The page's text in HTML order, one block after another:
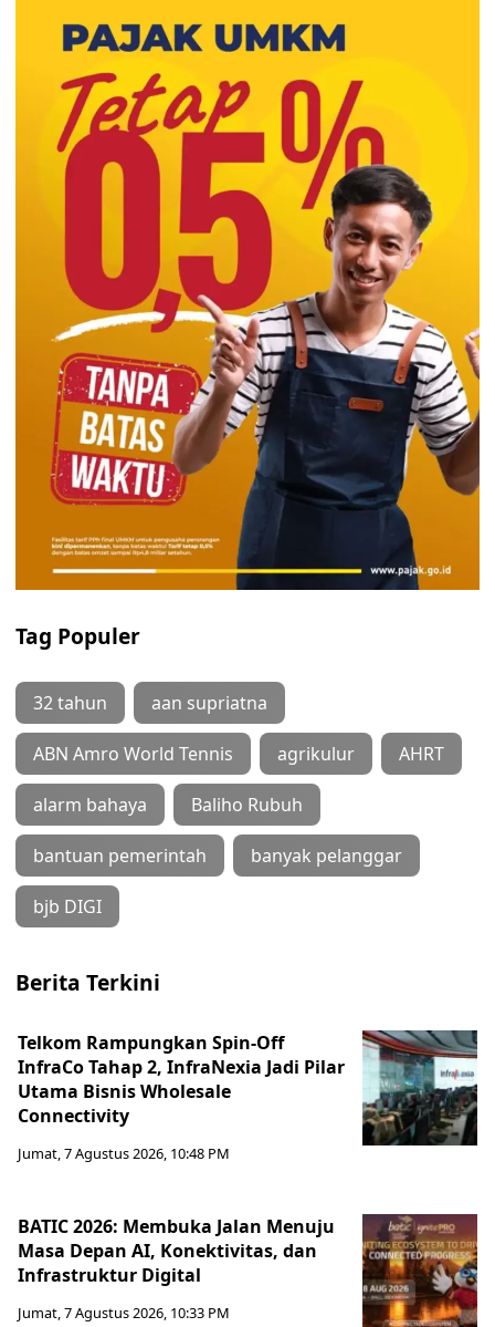
Tag Populer
32 tahun aan supriatna
ABN Amro World Tennis agrikulur AHRT
alarm bahaya Baliho Rubuh
bantuan pemerintah banyak pelanggar
bjb DIGI
Berita Terkini
Telkom Rampungkan Spin-Off
InfraCo Tahap 2, InfraNexia Jadi Pilar
Utama Bisnis Wholesale
Connectivity
Jumat, 7 Agustus 2026, 10:48 PM
BATIC 2026: Membuka Jalan Menuju
Masa Depan AI, Konektivitas, dan
Infrastruktur Digital
Jumat, 7 Agustus 2026, 10:33 PM